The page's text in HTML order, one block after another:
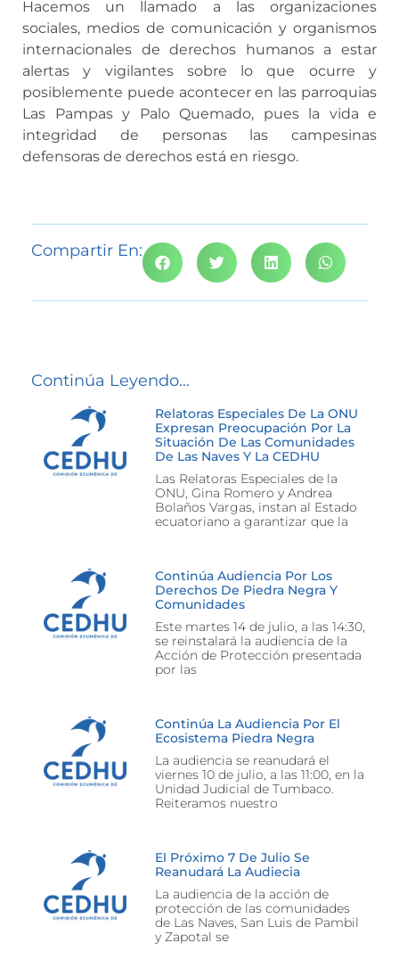
Hacemos un llamado a las organizaciones
sociales, medios de comunicación y organismos
internacionales de derechos humanos a estar
alertas y vigilantes sobre lo que ocurre y
posiblemente puede acontecer en las parroquias
Las Pampas y Palo Quemado, pues la vida e
integridad de personas las campesinas
defensoras de derechos está en riesgo.
Compartir En:
Continúa Leyendo...
Relatoras Especiales De La ONU
Expresan Preocupación Por La
Situación De Las Comunidades
De Las Naves Y La CEDHU
Las Relatoras Especiales de la
ONU, Gina Romero y Andrea
Bolaños Vargas, instan al Estado
ecuatoriano a garantizar que la
Continúa Audiencia Por Los
Derechos De Piedra Negra Y
Comunidades
Este martes 14 de julio, a las 14:30,
se reinstalará la audiencia de la
Acción de Protección presentada
por las
Continúa La Audiencia Por El
Ecosistema Piedra Negra
La audiencia se reanudará el
viernes 10 de julio, a las 11:00, en la
Unidad Judicial de Tumbaco.
Reiteramos nuestro
El Próximo 7 De Julio Se
Reanudará La Audiecia
La audiencia de la acción de
protección de las comunidades
de Las Naves, San Luis de Pambil
y Zapotal se